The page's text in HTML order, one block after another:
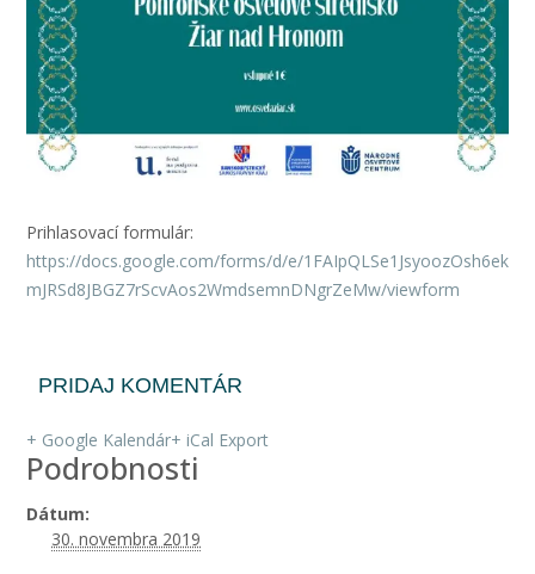
Prihlasovací formulár:
https://docs.google.com/forms/d/e/1FAIpQLSe1JsyoozOsh6ek
mJRSd8JBGZ7rScvAos2WmdsemnDNgrZeMw/viewform
PRIDAJ KOMENTÁR
+ Google Kalendár+ iCal Export
Podrobnosti
Dátum:
30. novembra 2019